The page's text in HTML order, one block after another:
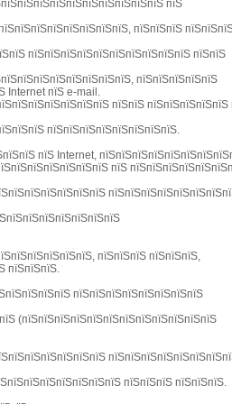
пїЅ
пїЅпїЅпїЅ
пїЅпїЅпїЅпїЅпїЅпїЅпїЅпїЅпїЅпїЅ пїЅпїЅ
пїЅпїЅпїЅпїЅпїЅ
Internet пїЅ e-mail.
пїЅпїЅ пїЅпїЅпїЅпїЅпїЅ
пїЅпїЅпїЅпїЅпїЅпїЅпїЅпїЅ.
пїЅ Internet,
пїЅ
пїЅпїЅпїЅ пїЅпїЅпїЅ,
пїЅпїЅпїЅ.
пїЅпїЅпїЅпїЅпїЅпїЅпїЅпїЅ
(пїЅпїЅпїЅпїЅпїЅпїЅпїЅпїЅпїЅпїЅпїЅпїЅ
пїЅпїЅпїЅ пїЅпїЅпїЅ.